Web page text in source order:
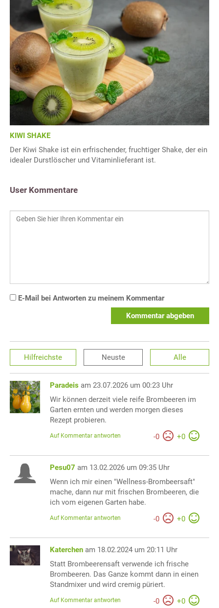
KIWI SHAKE
Der Kiwi Shake ist ein erfrischender, fruchtiger Shake, der ein
idealer Durstlöscher und Vitaminlieferant ist.
User Kommentare
E-Mail bei Antworten zu meinem Kommentar
Kommentar abgeben
Hilfreichste Neuste Alle
Paradeis am 23.07.2026 um 00:23 Uhr
Wir können derzeit viele reife Brombeeren im
Garten ernten und werden morgen dieses
Rezept probieren.
-0 +0
Auf Kommentar antworten
Pesu07 am 13.02.2026 um 09:35 Uhr
Wenn ich mir einen "Wellness-Brombeersaft"
mache, dann nur mit frischen Brombeeren, die
ich vom eigenen Garten habe.
-0 +0
Auf Kommentar antworten
Katerchen am 18.02.2024 um 20:11 Uhr
Statt Brombeerensaft verwende ich frische
Brombeeren. Das Ganze kommt dann in einen
Standmixer und wird cremig püriert.
-0 +0
Auf Kommentar antworten